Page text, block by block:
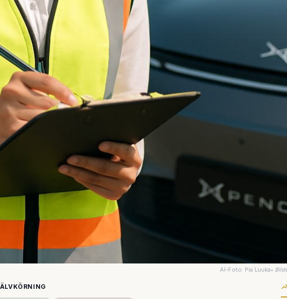
AI-Foto: Pia Luuka•